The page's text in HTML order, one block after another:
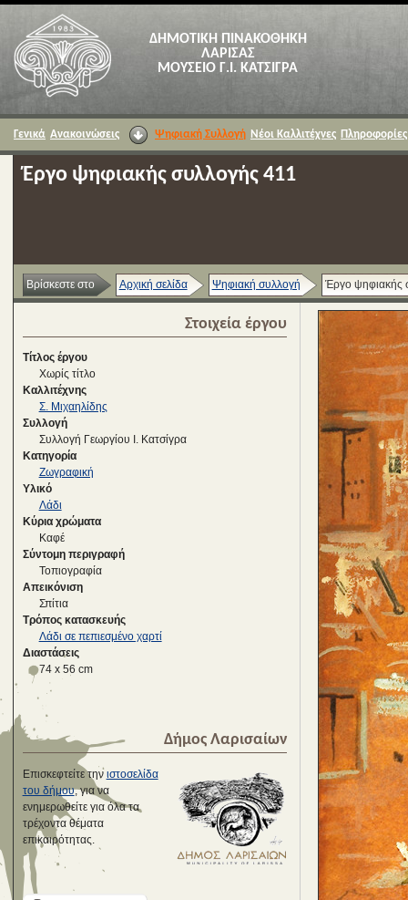
ΔΗΜΟΤΙΚΗ ΠΙΝΑΚΟΘΗΚΗ
ΛΑΡΙΣΑΣ
ΜΟΥΣΕΙΟ Γ.Ι. ΚΑΤΣΙΓΡΑ
Γενικά Ανακοινώσεις Ψηφιακή Συλλογή Νέοι Καλλιτέχνες Πληροφορίες
Έργο ψηφιακής συλλογής 411
Βρίσκεστε στο Αρχική σελίδα Ψηφιακή συλλογή Έργο ψηφιακής
Στοιχεία έργου
Τίτλος έργου
Χωρίς τίτλο
Καλλιτέχνης
Σ. Μιχαηλίδης
Συλλογή
Συλλογή Γεωργίου Ι. Κατσίγρα
Κατηγορία
Ζωγραφική
Υλικό
Λάδι
Κύρια χρώματα
Καφέ
Σύντομη περιγραφή
Τοπιογραφία
Απεικόνιση
Σπίτια
Τρόπος κατασκευής
Λάδι σε πεπιεσμένο χαρτί
Διαστάσεις
74 x 56 cm
Δήμος Λαρισαίων
Επισκεφτείτε την ιστοσελίδα
του δήμου, για να
ενημερωθείτε για όλα τα
τρέχοντα θέματα
επικαιρότητας.